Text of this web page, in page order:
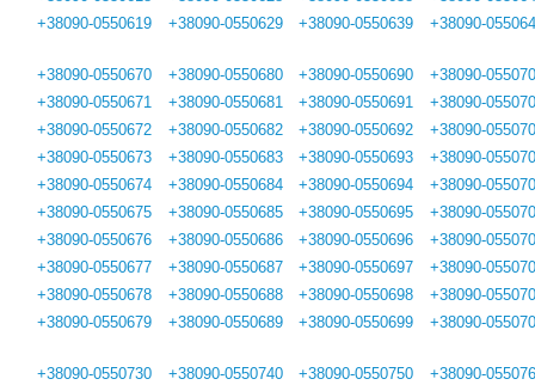
+38090-0550619
+38090-0550629
+38090-0550639
+38090-
+38090-0550670
+38090-0550671
+38090-0550672
+38090-0550673
+38090-0550674
+38090-0550675
+38090-0550676
+38090-0550677
+38090-0550678
+38090-0550679
+38090-0550680
+38090-0550681
+38090-0550682
+38090-0550683
+38090-0550684
+38090-0550685
+38090-0550686
+38090-0550687
+38090-0550688
+38090-0550689
+38090-0550690
+38090-0550691
+38090-0550692
+38090-0550693
+38090-0550694
+38090-0550695
+38090-0550696
+38090-0550697
+38090-0550698
+38090-0550699
+38090-
+38090-
+38090-
+38090-
+38090-
+38090-
+38090-
+38090-
+38090-
+38090-
+38090-0550730
+38090-0550740
+38090-0550750
+38090-